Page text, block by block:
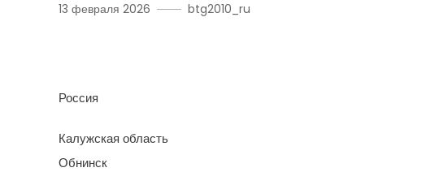
13 февраля 2026 btg2010_ru
Россия
Калужская область
Обнинск